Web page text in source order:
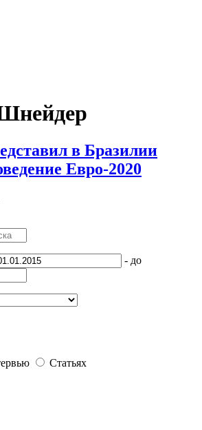
в Бразилии
Евро-2020
- до
Статьях